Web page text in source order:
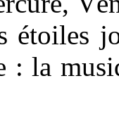
étoiles
: la